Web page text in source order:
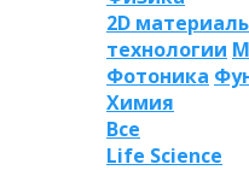
2D
технологии
Фотоника
Химия
Все
Life Science